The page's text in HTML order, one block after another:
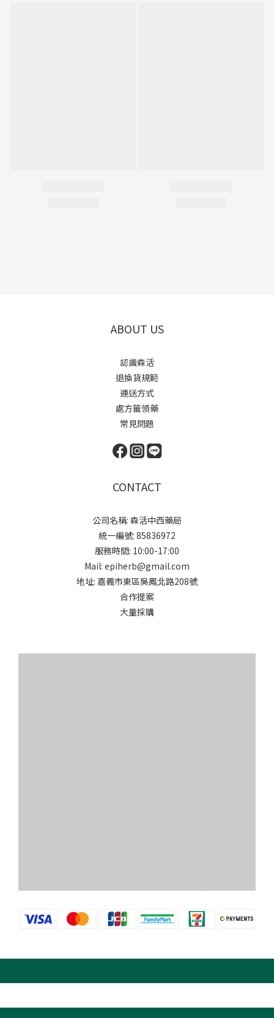
ABOUT US
認識森活
退換貨規範
運送方式
處方籤領藥
常見問題
CONTACT
公司名稱: 森活中西藥局
統一編號: 85836972
服務時間: 10:00-17:00
Mail: epiherb@gmail.com
地址: 嘉義市東區吳鳳北路208號
合作提案
大量採購